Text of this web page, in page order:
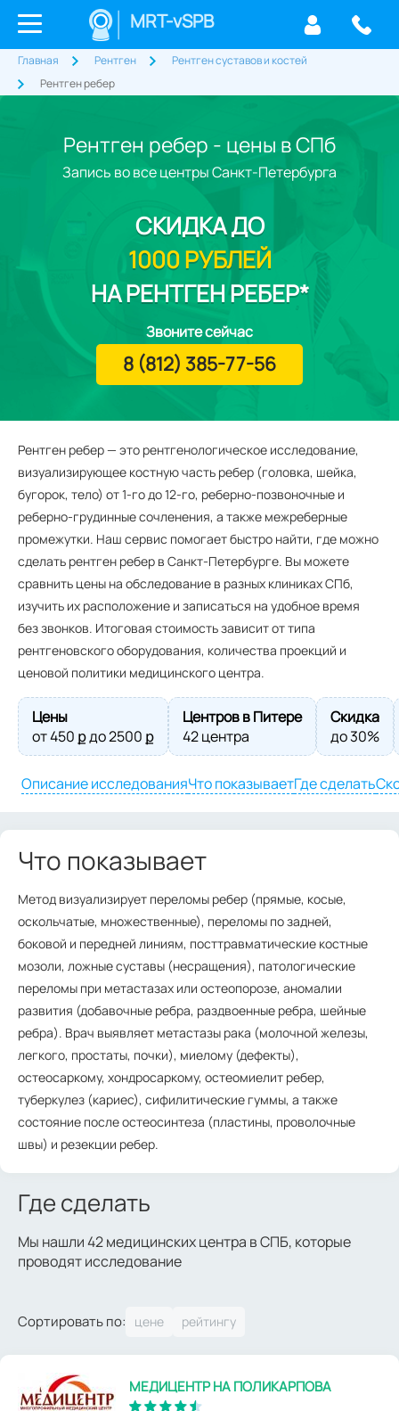
MRT-vSPB
Главная Рентген
Рентген суставов и костей
Рентген ребер
Рентген ребер - цены в СПб
Рентген ребер — это рентгенологическое исследование,
визуализирующее костную часть ребер (головка, шейка,
бугорок, тело) от 1-го до 12-го, реберно-позвоночные и
реберно-грудинные сочленения, а также межреберные
промежутки. Наш сервис помогает быстро найти, где можно
сделать рентген ребер в Санкт-Петербурге. Вы можете
сравнить цены на обследование в разных клиниках СПб,
изучить их расположение и записаться на удобное время
без звонков. Итоговая стоимость зависит от типа
рентгеновского оборудования, количества проекций и
ценовой политики медицинского центра.
Цены
от450 ք до2500 ք
Центров в Питере
42 центра
Скидка
до 30%
Описание исследованияЧто показываетГде сделать
Запись во все центры Санкт-Петербурга
СКИДКАДО
1000 РУБЛЕЙ
НА РЕНТГЕН РЕБЕР*
Звоните сейчас
8 (812) 385-77-56
Что показывает
Метод визуализирует переломы ребер (прямые, косые,
оскольчатые, множественные), переломы по задней,
боковой и передней линиям, посттравматические костные
мозоли, ложные суставы (несращения), патологические
переломы при метастазах или остеопорозе, аномалии
развития (добавочные ребра, раздвоенные ребра, шейные
ребра). Врач выявляет метастазы рака (молочной железы,
легкого, простаты, почки), миелому (дефекты),
остеосаркому, хондросаркому, остеомиелит ребер,
туберкулез (кариес), сифилитические гуммы, а также
состояние после остеосинтеза (пластины, проволочные
швы) и резекции ребер.
Где сделать
Мы нашли 42 медицинских центра в СПБ, которые
проводят исследование
Сортировать по:
МЕДИЦЕНТР НА ПОЛИКАРПОВА